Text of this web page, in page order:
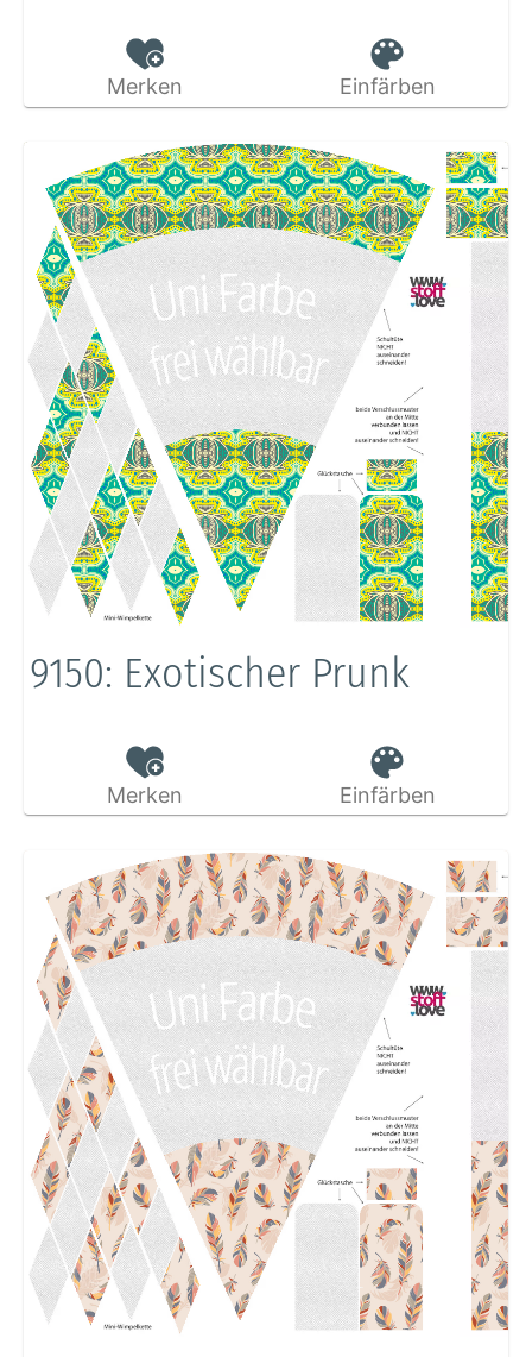
Merken Einfärben
9150: Exotischer Prunk
Merken Einfärben